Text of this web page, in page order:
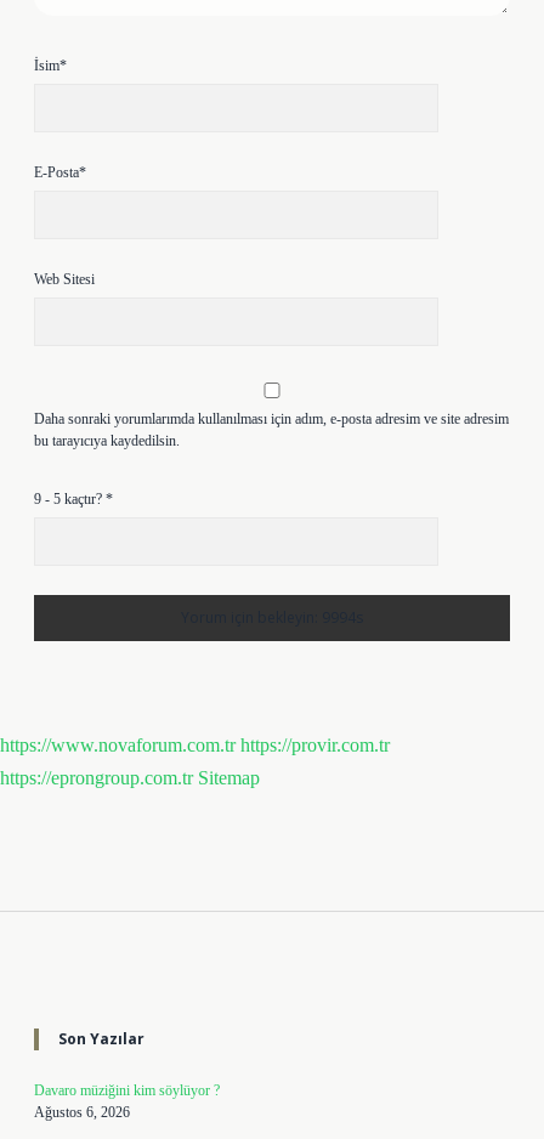
İsim*
E-Posta*
Web Sitesi
Daha sonraki yorumlarımda kullanılması için adım, e-posta adresim ve site adresim
bu tarayıcıya kaydedilsin.
9 - 5 kaçtır? *
https://www.novaforum.com.tr https://provir.com.tr
https://eprongroup.com.tr Sitemap
Son Yazılar
Davaro müziğini kim söylüyor ?
Ağustos 6, 2026